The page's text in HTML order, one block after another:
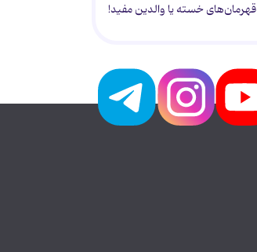
قهرمان‌های خسته یا والدین مفید!